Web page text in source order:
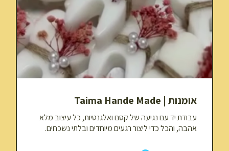
אומנות | Taima Hande Made
עבודת יד עם נגיעה של קסם ואלגנטיות, כל עיצוב מלא
אהבה, והכל כדי ליצור רגעים מיוחדים ובלתי נשכחים.